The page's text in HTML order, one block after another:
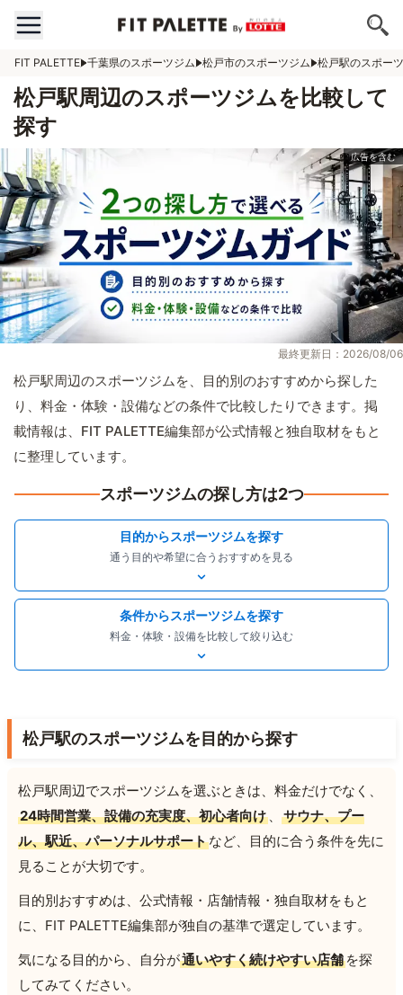
FIT PALETTE 千葉県のスポーツジム 松戸市のスポーツジム 松戸駅のスポー
松戸駅周辺のスポーツジムを比較して
探す
最終更新日：2026/08/06
松戸駅周辺のスポーツジムを、目的別のおすすめから探した
り、料金・体験・設備などの条件で比較したりできます。掲
載情報は、FIT PALETTE編集部が公式情報と独自取材をもと
に整理しています。
スポーツジムの探し方は2つ
目的からスポーツジムを探す
通う目的や希望に合うおすすめを見る
条件からスポーツジムを探す
料金・体験・設備を比較して絞り込む
松戸駅のスポーツジムを目的から探す
松戸駅周辺でスポーツジムを選ぶときは、料金だけでなく、
24時間営業、設備の充実度、初心者向け 、
サウナ、プー
ル、駅近、パーソナルサポートなど、目的に合う条件を先に
見ることが大切です。
目的別おすすめは、公式情報・店舗情報・独自取材をもと
に、FIT PALETTE編集部が独自の基準で選定しています。
気になる目的から、自分が通いやすく続けやすい店舗 を探
してみてください。